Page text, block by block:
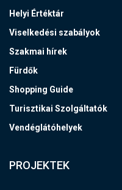
Helyi Értéktár
Viselkedési szabályok
Szakmai hírek
Fürdők
Shopping Guide
Turisztikai Szolgáltatók
Vendéglátóhelyek
PROJEKTEK